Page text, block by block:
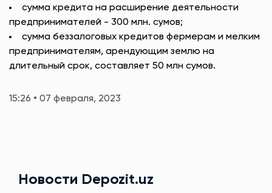
сумма кредита на расширение деятельности
предпринимателей - 300 млн. сумов;
сумма беззалоговых кредитов фермерам и мелким
предпринимателям, арендующим землю на
длительный срок, составляет 50 млн сумов.
15:26 • 07 февраля, 2023
Новости Depozit.uz